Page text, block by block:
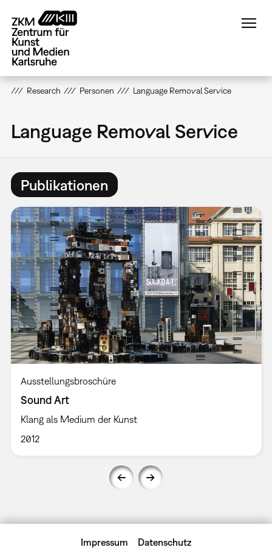
zum
Inhalt
Research Personen Language Removal Service
Language Removal Service
Publikationen
Ausstellungsbroschüre
Sound Art
Klang als Medium der Kunst
2012
Impressum Datenschutz